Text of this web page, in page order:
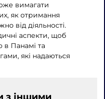
вимагати
як отримання
від діяльності.
аспекти, щоб
в Панамі та
які надаються